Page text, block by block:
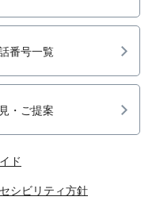
番号一覧
・ご提案
ド
シビリティ方針